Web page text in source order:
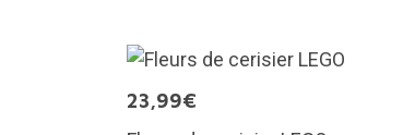
23,99€